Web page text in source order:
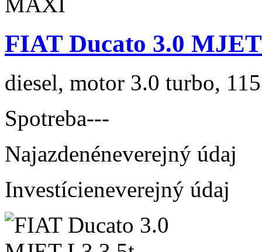
FIAT Ducato 3.0
diesel, motor 3.0 turbo,
Spotreba---
Najazdenéneverejný údaj
Investícieneverejný údaj